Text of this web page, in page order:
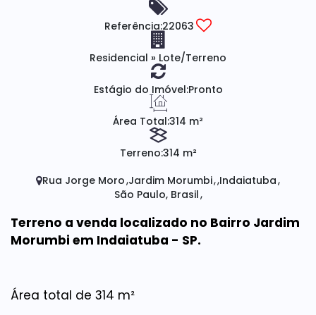
Referência:22063
Residencial » Lote/Terreno
Estágio do Imóvel:Pronto
Área Total:314 m²
Terreno:314 m²
Rua Jorge Moro Jardim Morumbi Indaiatuba
São Paulo, Brasil
Terreno a venda localizado no Bairro Jardim
Morumbi em Indaiatuba - SP.
Área total de 314 m²